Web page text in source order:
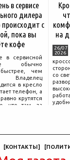
в сервисе
дилера
происходит с
пока вы
кофе
в сервисной
обычно
чем
Владелец
в кресло
телефон, а
крутятся
что там, за
на
26/07
2026
со
[КОНТАКТЫ] [